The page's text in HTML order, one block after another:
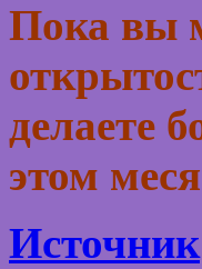
Пока вы
делаете
этом
Источник